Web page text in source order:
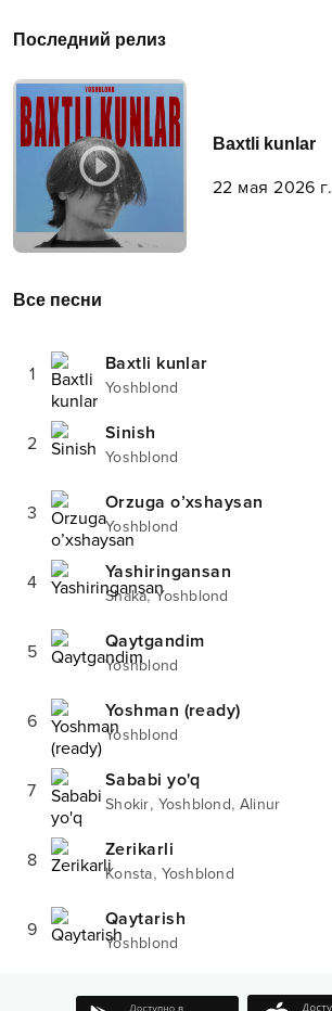
Последний релиз
Baxtli kunlar
22 мая 2026 г.
Все песни
1 Baxtli kunlar
Yoshblond
2 Sinish
Yoshblond
3 Orzuga o’xshaysan
Yoshblond
4 Yashiringansan
Shaka,Yoshblond
5 Qaytgandim
Yoshblond
6 Yoshman (ready)
Yoshblond
7 Sababi yo'q
Shokir, Yoshblond, Alinur
8 Zerikarli
Konsta, Yoshblond
9 Qaytarish
Yoshblond